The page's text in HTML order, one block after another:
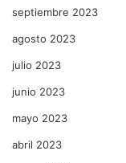
septiembre 2023
agosto 2023
julio 2023
junio 2023
mayo 2023
abril 2023